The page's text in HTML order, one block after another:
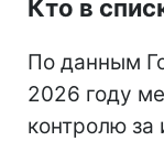
Кто в
По данным
2026 году
контролю за